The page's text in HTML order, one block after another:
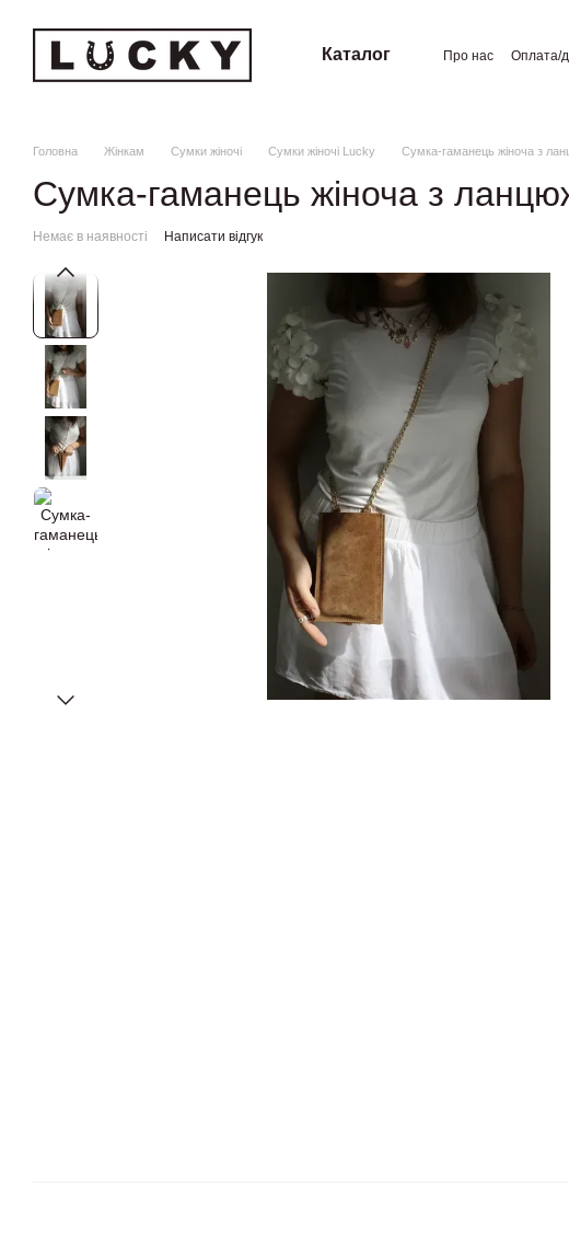
Каталог Про нас Оплата/
Головна Жінкам Сумки жіночі Сумки жіночі Lucky Сумка-гаманець жіноча з
Сумка-гаманець жіноча з
Немає в наявності Написати відгук